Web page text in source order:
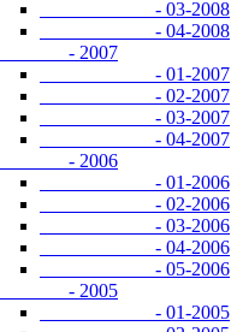
- 03-2008
- 04-2008
- 2007
- 01-2007
- 02-2007
- 03-2007
- 04-2007
- 2006
- 01-2006
- 02-2006
- 03-2006
- 04-2006
- 05-2006
- 2005
- 01-2005